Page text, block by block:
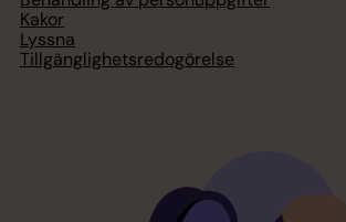
Kakor
Lyssna
Tillgänglighetsredogörelse